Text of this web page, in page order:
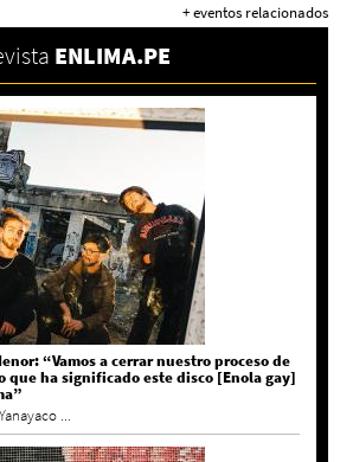
+ eventos relacionados
ENLIMA.PE
“Vamos a cerrar nuestro proceso de
que ha significado este disco [Enola gay]
...